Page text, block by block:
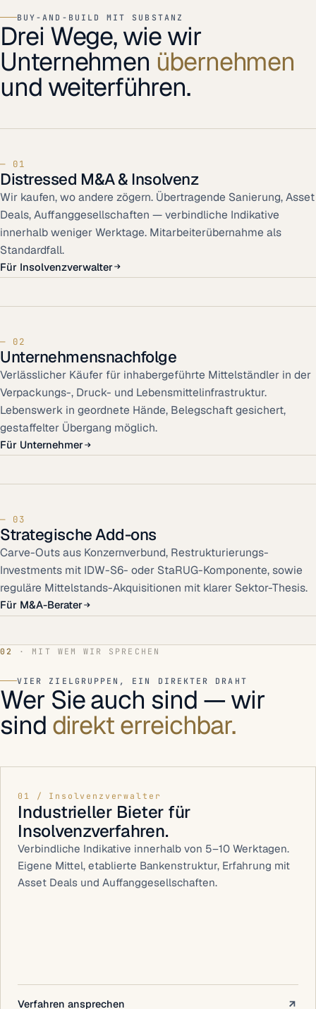
BUY-AND-BUILD MIT SUBSTANZ
Drei Wege, wie wir
Unternehmen übernehmen
und weiterführen.
— 01
Distressed M&A & Insolvenz
Wir kaufen, wo andere zögern. Übertragende Sanierung, Asset
Deals, Auffanggesellschaften — verbindliche Indikative
innerhalb weniger Werktage. Mitarbeiterübernahme als
Standardfall.
Für Insolvenzverwalter
— 02
Unternehmensnachfolge
Verlässlicher Käufer für inhabergeführte Mittelständler in der
Verpackungs-, Druck- und Lebensmittelinfrastruktur.
Lebenswerk in geordnete Hände, Belegschaft gesichert,
gestaffelter Übergang möglich.
Für Unternehmer
— 03
Strategische Add-ons
Carve-Outs aus Konzernverbund, Restrukturierungs-
Investments mit IDW-S6- oder StaRUG-Komponente, sowie
reguläre Mittelstands-Akquisitionen mit klarer Sektor-Thesis.
Für M&A-Berater
02 · MIT WEM WIR SPRECHEN
VIER ZIELGRUPPEN, EIN DIREKTER DRAHT
Wer Sie auch sind — wir
sind direkt erreichbar.
01 / Insolvenzverwalter
Industrieller Bieter für
Insolvenzverfahren.
Verbindliche Indikative innerhalb von 5–10 Werktagen.
Eigene Mittel, etablierte Bankenstruktur, Erfahrung mit
Asset Deals und Auffanggesellschaften.
Verfahren ansprechen